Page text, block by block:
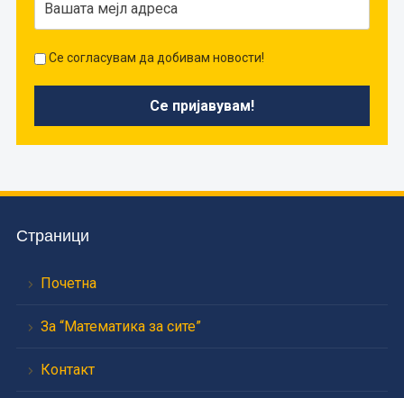
Се согласувам да добивам новости!
Страници
Почетна
За “Математика за сите”
Контакт